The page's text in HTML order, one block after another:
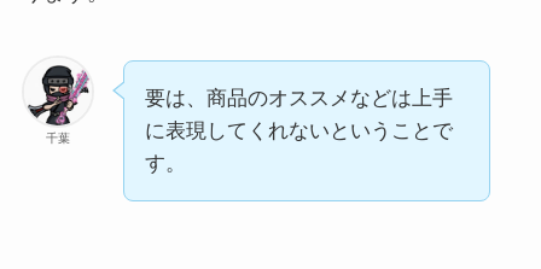
千葉
要は、商品のオススメなどは上手
に表現してくれないということで
す。